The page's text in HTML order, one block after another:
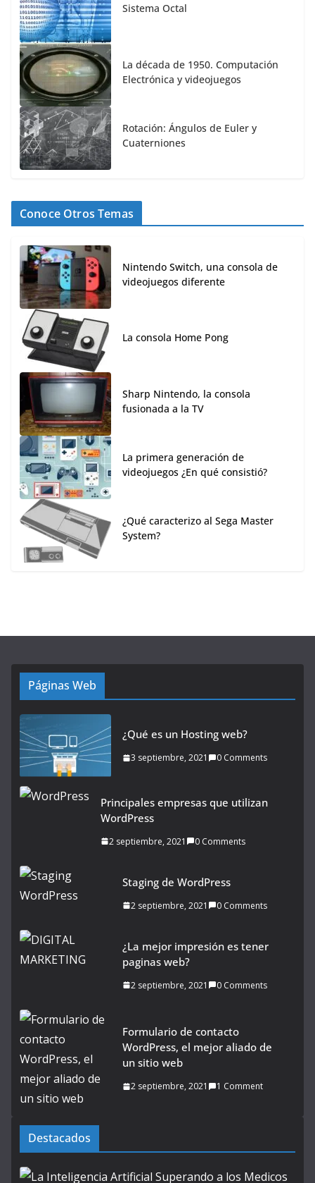
Sistema Octal
La década de 1950. Computación
Electrónica y videojuegos
Rotación: Ángulos de Euler y
Cuaterniones
Conoce Otros Temas
Nintendo Switch, una consola de
videojuegos diferente
La consola Home Pong
Sharp Nintendo, la consola
fusionada a la TV
La primera generación de
videojuegos ¿En qué consistió?
¿Qué caracterizo al Sega Master
System?
Páginas Web
¿Qué es un Hosting web?
3 septiembre, 2021 0 Comments
Principales empresas que utilizan
WordPress
2 septiembre, 2021 0 Comments
Staging de WordPress
2 septiembre, 2021 0 Comments
¿La mejor impresión es tener
paginas web?
2 septiembre, 2021 0 Comments
Formulario de contacto
WordPress, el mejor aliado de
un sitio web
2 septiembre, 2021 1 Comment
Destacados